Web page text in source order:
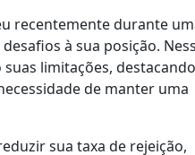
recentemente durante
à sua posição.
limitações,
de manter uma
sua taxa de rejeição,